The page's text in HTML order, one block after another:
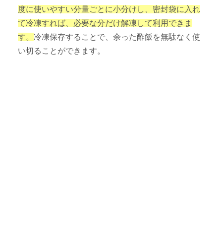
度に使いやすい分量ごとに小分けし、密封袋に入れ
て冷凍すれば、必要な分だけ解凍して利用できま
す。 冷凍保存することで、余った酢飯を無駄なく使
い切ることができます。